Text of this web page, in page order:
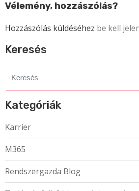
Vélemény, hozzászólás?
Hozzászólás küldéséhez be kell
Keresés
for:
Kategóriák
Karrier
M365
Rendszergazda Blog